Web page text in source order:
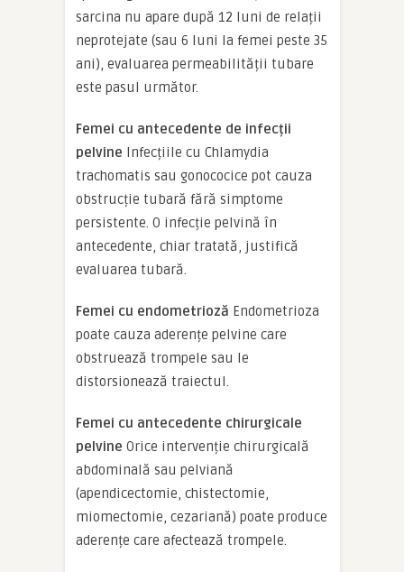
sarcina nu apare după 12 luni de relații
neprotejate (sau 6 luni la femei peste 35
ani), evaluarea permeabilității tubare
este pasul următor.
Femei cu antecedente de infecții
pelvine Infecțiile cu Chlamydia
trachomatis sau gonococice pot cauza
obstrucție tubară fără simptome
persistente. O infecție pelvină în
antecedente, chiar tratată, justifică
evaluarea tubară.
Femei cu endometrioză Endometrioza
poate cauza aderențe pelvine care
obstruează trompele sau le
distorsionează traiectul.
Femei cu antecedente chirurgicale
pelvine Orice intervenție chirurgicală
abdominală sau pelviană
(apendicectomie, chistectomie,
miomectomie, cezariană) poate produce
aderențe care afectează trompele.